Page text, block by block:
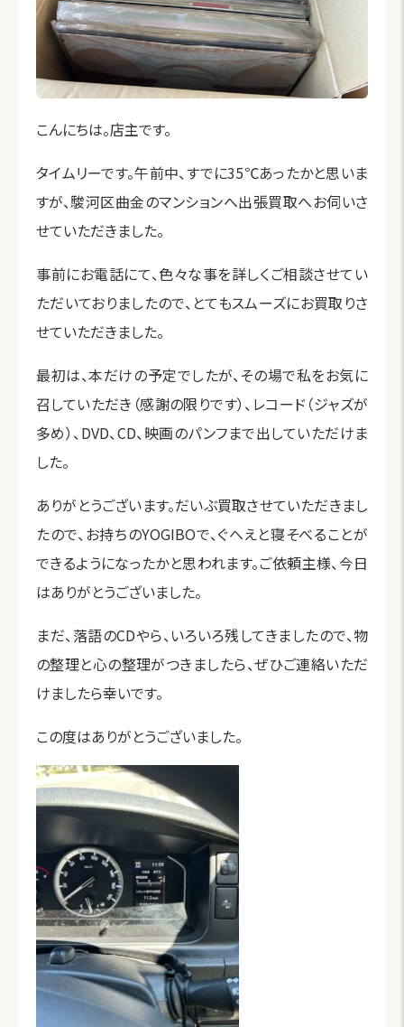
こんにちは。店主です。
タイムリーです。午前中、すでに35℃あったかと思いま
すが、駿河区曲金のマンションへ出張買取へお伺いさ
せていただきました。
事前にお電話にて、色々な事を詳しくご相談させてい
ただいておりましたので、とてもスムーズにお買取りさ
せていただきました。
最初は、本だけの予定でしたが、その場で私をお気に
召していただき（感謝の限りです）、レコード（ジャズが
多め）、DVD、CD、映画のパンフまで出していただけま
した。
ありがとうございます。だいぶ買取させていただきまし
たので、お持ちのYOGIBOで、ぐへえと寝そべることが
できるようになったかと思われます。ご依頼主様、今日
はありがとうございました。
まだ、落語のCDやら、いろいろ残してきましたので、物
の整理と心の整理がつきましたら、ぜひご連絡いただ
けましたら幸いです。
この度はありがとうございました。